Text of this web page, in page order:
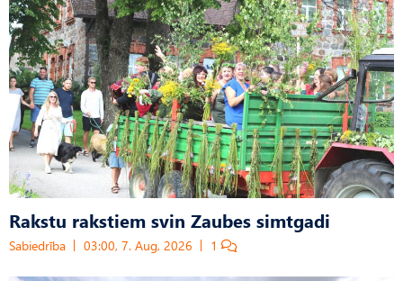
Rakstu rakstiem svin Zaubes simtgadi
Sabiedrība 03:00, 7. Aug, 2026 1